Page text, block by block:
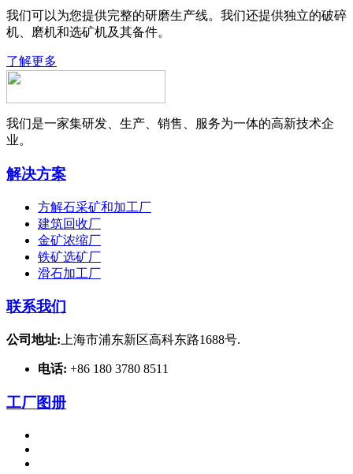
我们可以为您提供完整的研磨生产线。我们还提供独立的破碎
机、磨机和选矿机及其备件。
了解更多
我们是一家集研发、生产、销售、服务为一体的高新技术企
业。
解决方案
方解石采矿和加工厂
建筑回收厂
金矿浓缩厂
铁矿选矿厂
滑石加工厂
联系我们
公司地址: 上海市浦东新区高科东路1688号.
电话: +86 180 3780 8511
工厂图册